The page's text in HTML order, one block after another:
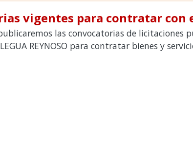
vigentes para contratar
las convocatorias de licitaciones
LEGUA REYNOSO para contratar bienes y